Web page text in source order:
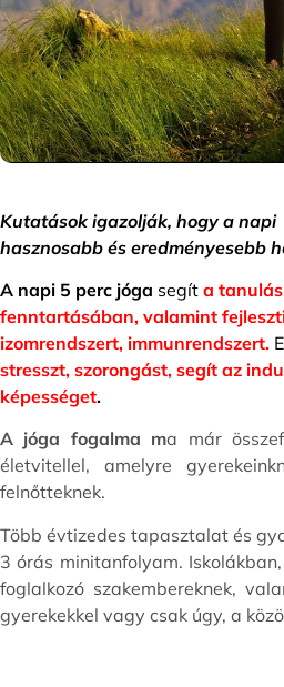
Kutatások igazolják, hogy a napi
hasznosabb és eredményesebb
A napi 5 perc jóga segít a
fenntartásában, valamint
izomrendszert, immunrendszert.
stresszt, szorongást, segít az
képességet.
A jóga fogalma ma már
életvitellel, amelyre
felnőtteknek.
Több évtizedes tapasztalat és
3 órás minitanfolyam.
foglalkozó szakembereknek,
gyerekekkel vagy csak úgy, a